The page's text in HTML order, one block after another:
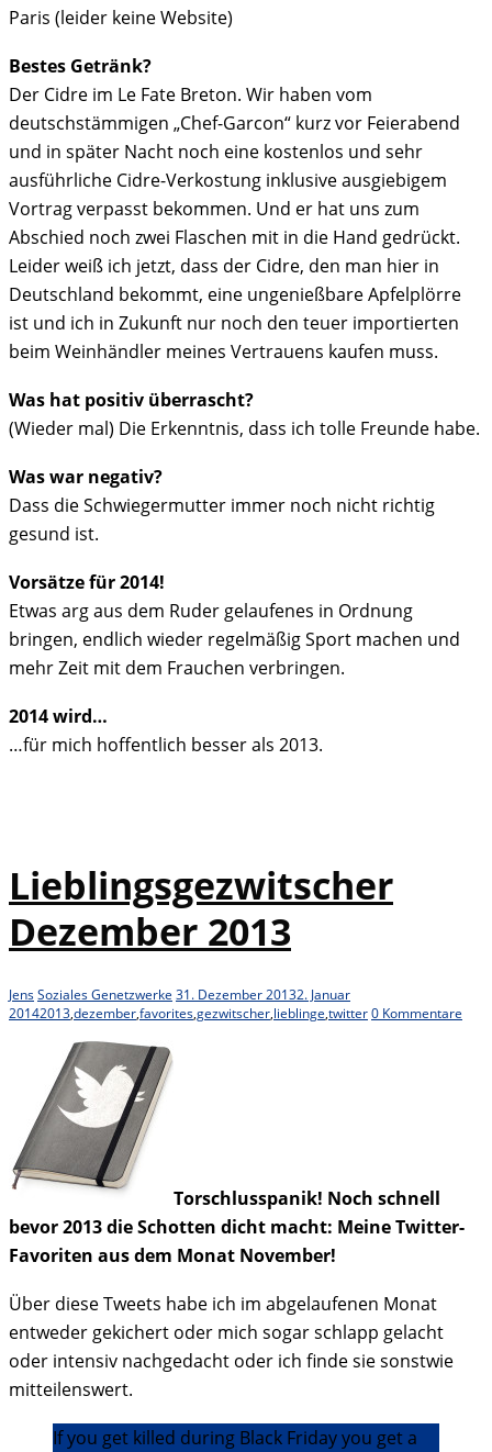
Paris (leider keine Website)
Bestes Getränk?
Der Cidre im Le Fate Breton. Wir haben vom
deutschstämmigen „Chef-Garcon“ kurz vor Feierabend
und in später Nacht noch eine kostenlos und sehr
ausführliche Cidre-Verkostung inklusive ausgiebigem
Vortrag verpasst bekommen. Und er hat uns zum
Abschied noch zwei Flaschen mit in die Hand gedrückt.
Leider weiß ich jetzt, dass der Cidre, den man hier in
Deutschland bekommt, eine ungenießbare Apfelplörre
ist und ich in Zukunft nur noch den teuer importierten
beim Weinhändler meines Vertrauens kaufen muss.
Was hat positiv überrascht?
(Wieder mal) Die Erkenntnis, dass ich tolle Freunde habe.
Was war negativ?
Dass die Schwiegermutter immer noch nicht richtig
gesund ist.
Vorsätze für 2014!
Etwas arg aus dem Ruder gelaufenes in Ordnung
bringen, endlich wieder regelmäßig Sport machen und
mehr Zeit mit dem Frauchen verbringen.
2014 wird…
…für mich hoffentlich besser als 2013.
Lieblingsgezwitscher
Dezember 2013
JensSoziales Genetzwerke 31. Dezember 20132. Januar
20142013,dezember,favorites,gezwitscher,lieblinge,twitter0 Kommentare
Torschlusspanik! Noch schnell
bevor 2013 die Schotten dicht macht: Meine Twitter-
Favoriten aus dem Monat November!
Über diese Tweets habe ich im abgelaufenen Monat
entweder gekichert oder mich sogar schlapp gelacht
oder intensiv nachgedacht oder ich finde sie sonstwie
mitteilenswert.
If you get killed during Black Friday you get a